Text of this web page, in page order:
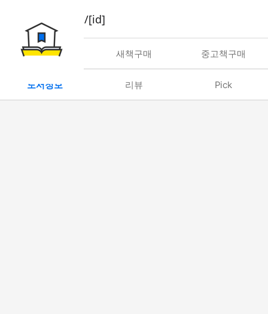
book/rent/[id]
대여 새책구매 중고책구매
도서정보 리뷰 Pick